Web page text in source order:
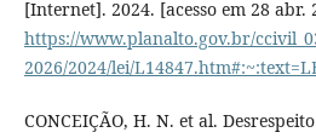
[Internet]. 2024. [acesso em 28 abr.
https://www.planalto.gov.br/
2026/2024/lei/
CONCEIÇÃO, H. N. et al.